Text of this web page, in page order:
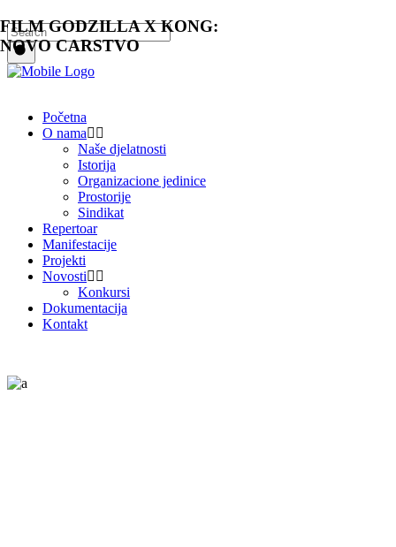
Početna
O nama
Naše djelatnosti
Istorija
Organizacione jedinice
Prostorije
Sindikat
Repertoar
Manifestacije
Projekti
Novosti
Konkursi
Dokumentacija
Kontakt
FILM GODZILLA X KONG:
NOVO CARSTVO